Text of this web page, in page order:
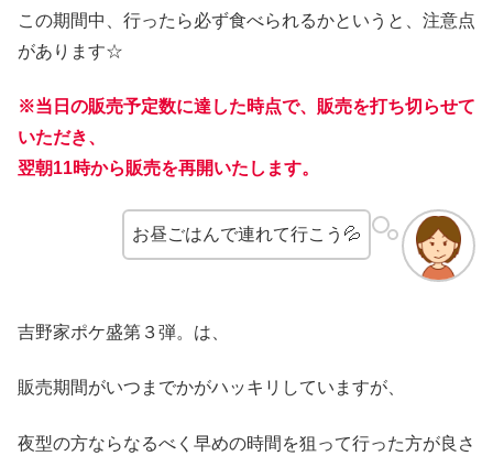
この期間中、行ったら必ず食べられるかというと、注意点
があります☆
※当日の販売予定数に達した時点で、販売を打ち切らせて
いただき、
翌朝11時から販売を再開いたします。
お昼ごはんで連れて行こう💦
吉野家ポケ盛第３弾。は、
販売期間がいつまでかがハッキリしていますが、
夜型の方ならなるべく早めの時間を狙って行った方が良さ